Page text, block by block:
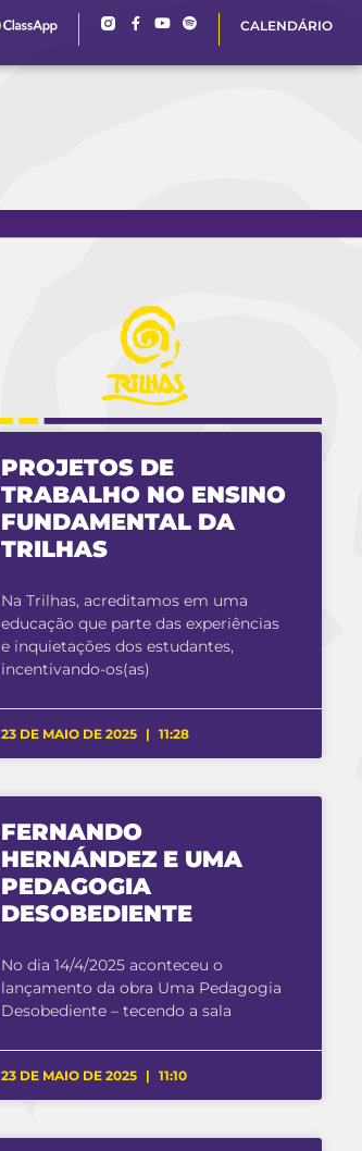
CALENDÁRIO
PROJETOS DE
TRABALHO NO ENSINO
FUNDAMENTAL DA
TRILHAS
Na Trilhas, acreditamos em uma
educação que parte das experiências
e inquietações dos estudantes,
incentivando-os(as)
23 DE MAIO DE 2025 11:28
FERNANDO
HERNÁNDEZ E UMA
PEDAGOGIA
DESOBEDIENTE
No dia 14/4/2025 aconteceu o
lançamento da obra Uma Pedagogia
Desobediente – tecendo a sala
23 DE MAIO DE 2025 11:10